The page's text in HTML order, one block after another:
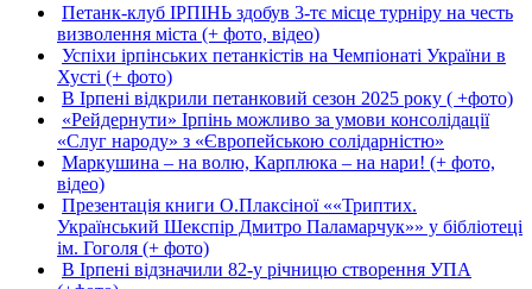
Петанк-клуб ІРПІНЬ здобув 3-тє місце турніру на честь
визволення міста (+ фото, відео)
Успіхи ірпінських петанкістів на Чемпіонаті України в
Хусті (+ фото)
В Ірпені відкрили петанковий сезон 2025 року ( +фото)
«Рейдернути» Ірпінь можливо за умови консолідації
«Слуг народу» з «Європейською солідарністю»
Маркушина – на волю, Карплюка – на нари! (+ фото,
відео)
Презентація книги О.Плаксіної ««Триптих.
Український Шекспір Дмитро Паламарчук»» у бібліотеці
ім. Гоголя (+ фото)
В Ірпені відзначили 82-у річницю створення УПА